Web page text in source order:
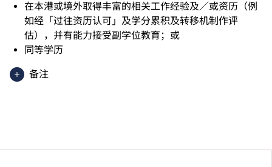
在本港或境外取得丰富的相关工作经验及／或资历（例
如经「过往资历认可」及学分累积及转移机制作评
估），并有能力接受副学位教育；或
同等学历
备注